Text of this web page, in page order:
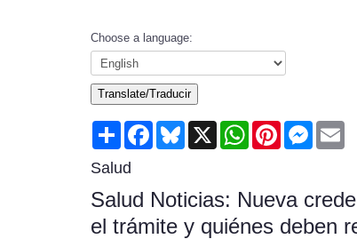
Choose a language:
Translate/Traducir
Share FacebookBluesky
X WhatsAppPinterest
Salud
Salud Noticias: Nueva
el trámite y quiénes deben